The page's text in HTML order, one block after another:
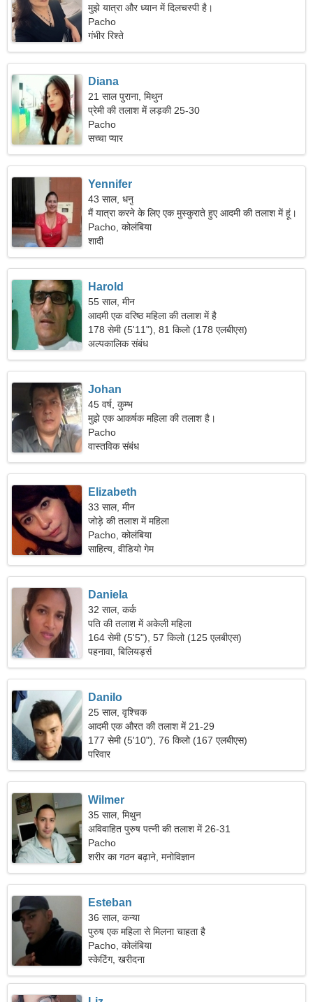
मुझे यात्रा और ध्यान में दिलचस्पी है।
Pacho
गंभीर रिश्ते
Diana
21 साल पुराना, मिथुन
प्रेमी की तलाश में लड़की 25-30
Pacho
सच्चा प्यार
Yennifer
43 साल, धनु
मैं यात्रा करने के लिए एक मुस्कुराते हुए आदमी की तलाश में हूं।
Pacho, कोलंबिया
शादी
Harold
55 साल, मीन
आदमी एक वरिष्ठ महिला की तलाश में है
178 सेमी (5'11"), 81 किलो (178 एलबीएस)
अल्पकालिक संबंध
Johan
45 वर्ष, कुम्भ
मुझे एक आकर्षक महिला की तलाश है।
Pacho
वास्तविक संबंध
Elizabeth
33 साल, मीन
जोड़े की तलाश में महिला
Pacho, कोलंबिया
साहित्य, वीडियो गेम
Daniela
32 साल, कर्क
पति की तलाश में अकेली महिला
164 सेमी (5'5"), 57 किलो (125 एलबीएस)
पहनावा, बिलियर्ड्स
Danilo
25 साल, वृश्चिक
आदमी एक औरत की तलाश में 21-29
177 सेमी (5'10"), 76 किलो (167 एलबीएस)
परिवार
Wilmer
35 साल, मिथुन
अविवाहित पुरुष पत्नी की तलाश में 26-31
Pacho
शरीर का गठन बढ़ाने, मनोविज्ञान
Esteban
36 साल, कन्या
पुरुष एक महिला से मिलना चाहता है
Pacho, कोलंबिया
स्केटिंग, खरीदना